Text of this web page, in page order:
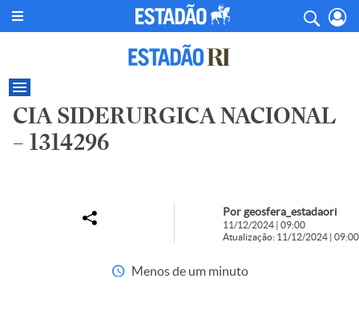
CIA SIDERURGICA NACIONAL
– 1314296
Por geosfera_estadaori
11/12/2024 | 09:00
Atualização: 11/12/2024 | 09:00
Menos de um minuto